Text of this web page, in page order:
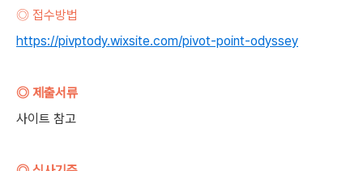
◎ 접수방법
https://pivptody.wixsite.com/pivot-point-odyssey
◎ 제출서류
사이트 참고